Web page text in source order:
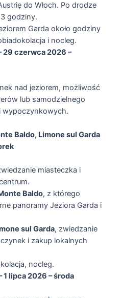
do Włoch. Po drodze
godziny.
Garda około godziny
i nocleg.
29 czerwca 2026 –
nad jeziorem, możliwość
lub samodzielnego
wypoczynkowych.
Baldo, Limone sul Garda
miasteczka i
Baldo, z którego
panoramy Jeziora Garda i
sul Garda, zwiedzanie
i zakup lokalnych
nocleg.
1 lipca 2026 – środa